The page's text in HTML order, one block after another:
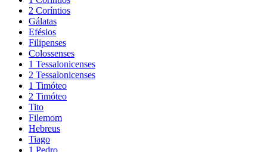
2 Coríntios
Gálatas
Efésios
Filipenses
Colossenses
1 Tessalonicenses
2 Tessalonicenses
1 Timóteo
2 Timóteo
Tito
Filemom
Hebreus
Tiago
1 Pedro